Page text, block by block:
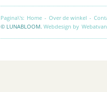
Pagina\'s: Home - Over de winkel -
© LUNABLOOM. Webdesign by